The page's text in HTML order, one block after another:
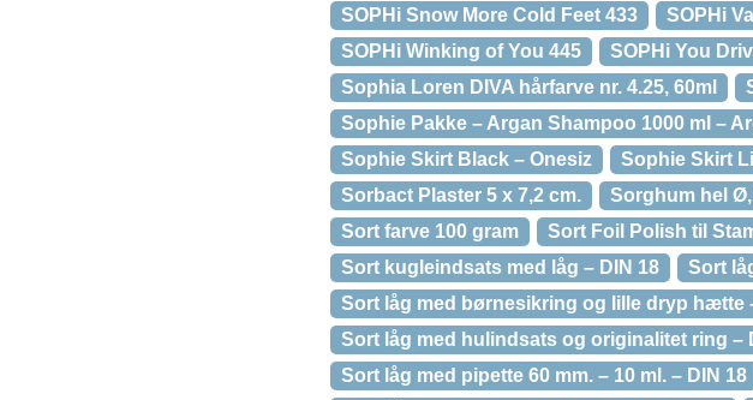
SOPHi Snow More Cold Feet 433
SOPHi
SOPHi Winking of You 445
SOPHi You
Sophia Loren DIVA hårfarve nr. 4.25, 60ml
Sophie Pakke – Argan Shampoo 1000 ml –
Sophie Skirt Black – Onesiz
Sophie Skirt
Sorbact Plaster 5 x 7,2 cm.
Sorghum hel Ø,
Sort farve 100 gram
Sort Foil Polish til
Sort kugleindsats med låg – DIN 18
Sort
Sort låg med børnesikring og lille dryp hætte
Sort låg med hulindsats og originalitet ring –
Sort låg med pipette 60 mm. – 10 ml. – DIN 18